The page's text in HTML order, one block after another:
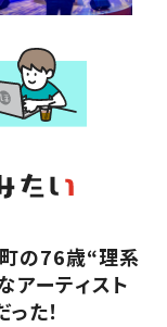
町の76歳“理系
アーティスト
た！